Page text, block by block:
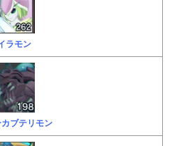
ラモン
ブテリモン